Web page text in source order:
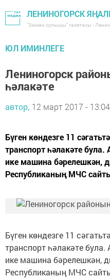
ЛЕНИНОГОРСК
"Заман сулышы" газетасы -
ЮЛ ИМИНЛЕГЕ
Лениногорск
һәлакәте
автор, 12 март 2017 - 13:04
Бүген көндезге 11
транспорт һәлакәте
ике машина бәрелешкән,
Республиканың МЧС
Бүген көндезге 11
транспорт һәлакәте
ике машина бәрелешкән,
Республиканың МЧС